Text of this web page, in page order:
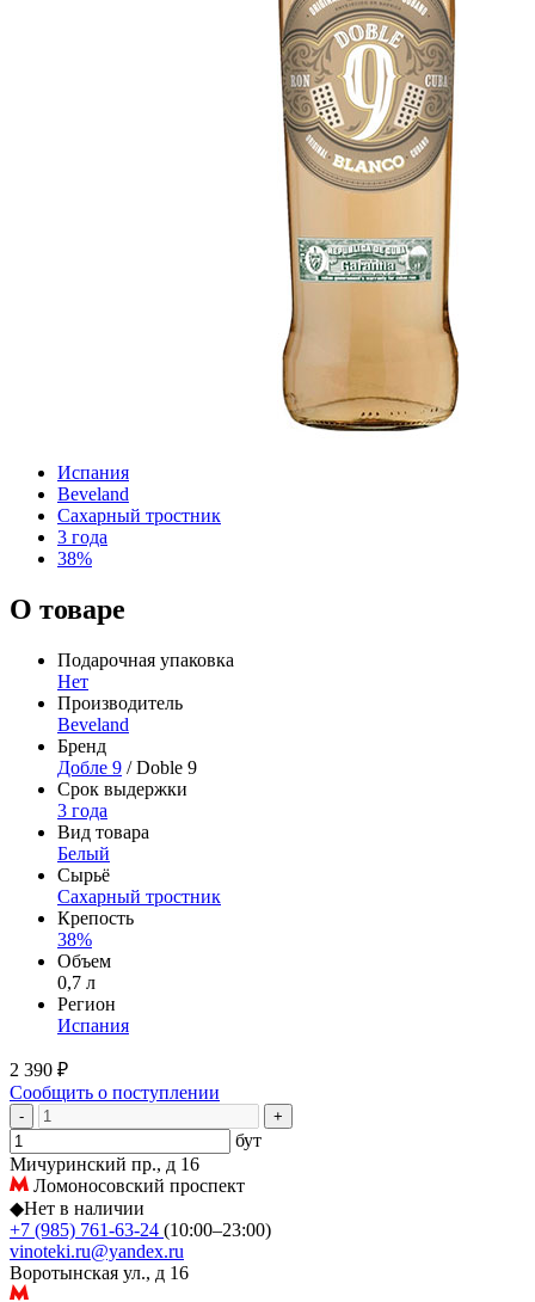
Испания
Beveland
Сахарный тростник
3 года
38%
О товаре
Подарочная упаковка
Нет
Производитель
Beveland
Бренд
Добле 9 / Doble 9
Срок выдержки
3 года
Вид товара
Белый
Сырьё
Сахарный тростник
Крепость
38%
Объем
0,7 л
Регион
Испания
2 390 ₽
Сообщить о поступлении
- +
бут
Мичуринский пр., д 16
Ломоносовский проспект
◆Нет в наличии
+7 (985) 761-63-24 (10:00–23:00)
vinoteki.ru@yandex.ru
Воротынская ул., д 16